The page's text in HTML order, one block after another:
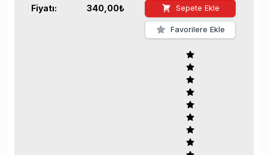
Fiyatı: 340,00₺ Sepete Ekle
Favorilere Ekle